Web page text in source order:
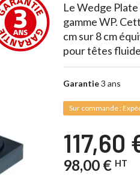
Le Wedge
gamme WP.
cm sur 8 cm
pour têtes
Garantie3 ans
Sur commande :
117,60
98,00 € HT